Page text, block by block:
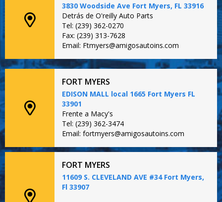
3830 Woodside Ave Fort Myers, FL 33916
Detrás de O'reilly Auto Parts
Tel: (239) 362-0270
Fax: (239) 313-7628
Email: Ftmyers@amigosautoins.com
FORT MYERS
EDISON MALL local 1665 Fort Myers FL
33901
Frente a Macy's
Tel: (239) 362-3474
Email: fortmyers@amigosautoins.com
FORT MYERS
11609 S. CLEVELAND AVE #34 Fort Myers,
Fl 33907